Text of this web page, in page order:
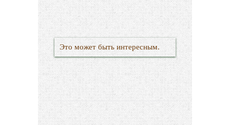
Это может быть интересным.